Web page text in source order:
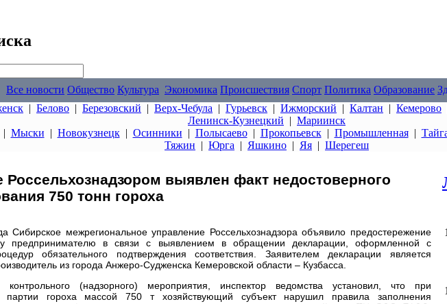
Все новости Общество Культура Экономика Происшествия Спорт Политика Образование
| Белово | Березовский | Верх-Чебула | Гурьевск | Ижморский | Калтан | Кемерово
Ленинск-Кузнецкий | Мариинск
Мыски | Новокузнецк| Осинники | Полысаево| Прокопьевск| Промышленная|
Тяжин | Юрга | Яшкино | Яя | Шерегеш
Россельхознадзором выявлен факт недостоверного
750 тонн гороха
Сибирское межрегиональное управление Россельхознадзора объявило предостережение
предпринимателю в связи с выявлением в обращении декларации, оформленной с
обязательного подтверждения соответствия. Заявителем декларации является
из города Анжеро-Судженска Кемеровской области – Кузбасса.
(надзорного) мероприятия, инспектор ведомства установил, что при
партии гороха массой 750 т хозяйствующий субъект нарушил правила заполнения